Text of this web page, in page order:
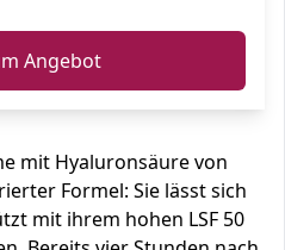
Angebot
mit Hyaluronsäure von
Formel: Sie lässt sich
mit ihrem hohen LSF 50